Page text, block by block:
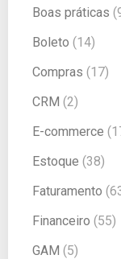
Boas práticas
Boleto (14)
Compras (17)
CRM (2)
E-commerce
Estoque (38)
Faturamento
Financeiro (55)
GAM (5)